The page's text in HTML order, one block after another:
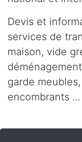
Devis et
services de
maison, vide
garde
encombrants ...